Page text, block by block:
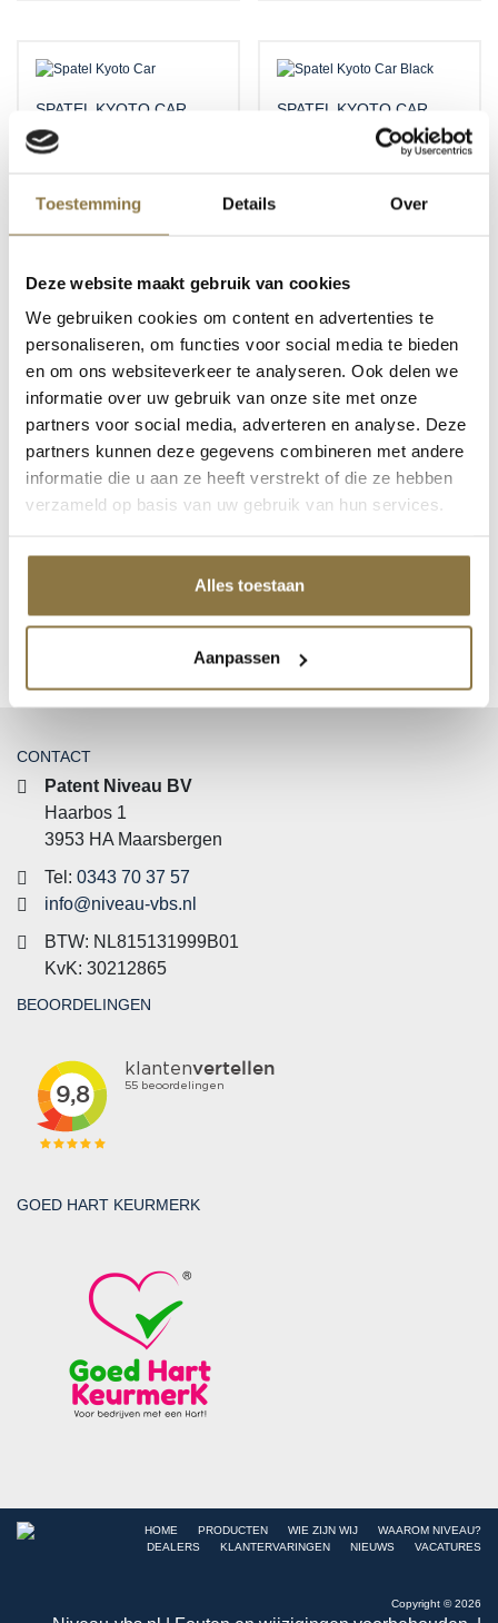
Toestemming Details Over
Deze website maakt gebruik van cookies
We gebruiken cookies om content en advertenties te
personaliseren, om functies voor social media te bieden
en om ons websiteverkeer te analyseren. Ook delen we
informatie over uw gebruik van onze site met onze
partners voor social media, adverteren en analyse. Deze
partners kunnen deze gegevens combineren met andere
informatie die u aan ze heeft verstrekt of die ze hebben
verzameld op basis van uw gebruik van hun services.
Alles toestaan
Aanpassen
SPATEL KYOTO CAR
SPATEL KYOTO CAR
SPATEL PLANO ALU 2K
BINNENHOEKTROFFEL
BUITENHOEKTROFFEL
STAN ECO TROFFELS
CONTACT
Patent Niveau BV
Haarbos 1
3953 HA Maarsbergen
Tel: 0343 70 37 57
info@niveau-vbs.nl
BTW: NL815131999B01
KvK: 30212865
BEOORDELINGEN
GOED HART KEURMERK
HOME PRODUCTEN WIE ZIJN WIJ
WAAROM NIVEAU?
DEALERS
KLANTERVARINGEN NIEUWS VACATURES
Copyright © 2026